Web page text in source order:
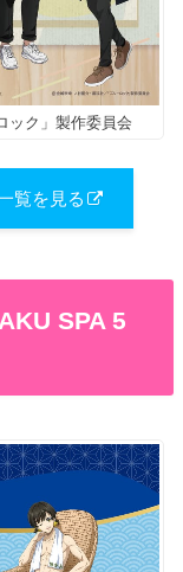
ック」製作委員会
覧を見る
SPA 5